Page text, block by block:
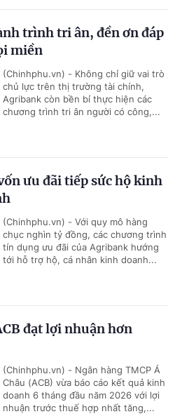
trình tri ân, đền ơn đáp
miền
(Chinhphu.vn) - Không chỉ giữ vai trò
chủ lực trên thị trường tài chính,
Agribank còn bền bỉ thực hiện các
chương trình tri ân người có công,...
ưu đãi tiếp sức hộ kinh
(Chinhphu.vn) - Với quy mô hàng
chục nghìn tỷ đồng, các chương trình
tín dụng ưu đãi của Agribank hướng
tới hỗ trợ hộ, cá nhân kinh doanh...
đạt lợi nhuận hơn
(Chinhphu.vn) - Ngân hàng TMCP Á
Châu (ACB) vừa báo cáo kết quả kinh
doanh 6 tháng đầu năm 2026 với lợi
nhuận trước thuế hợp nhất tăng,...